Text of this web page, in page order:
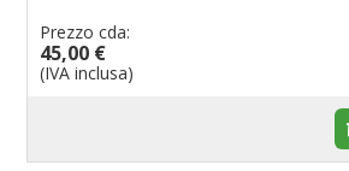
Prezzo cda:
45,00 €
(IVA inclusa)